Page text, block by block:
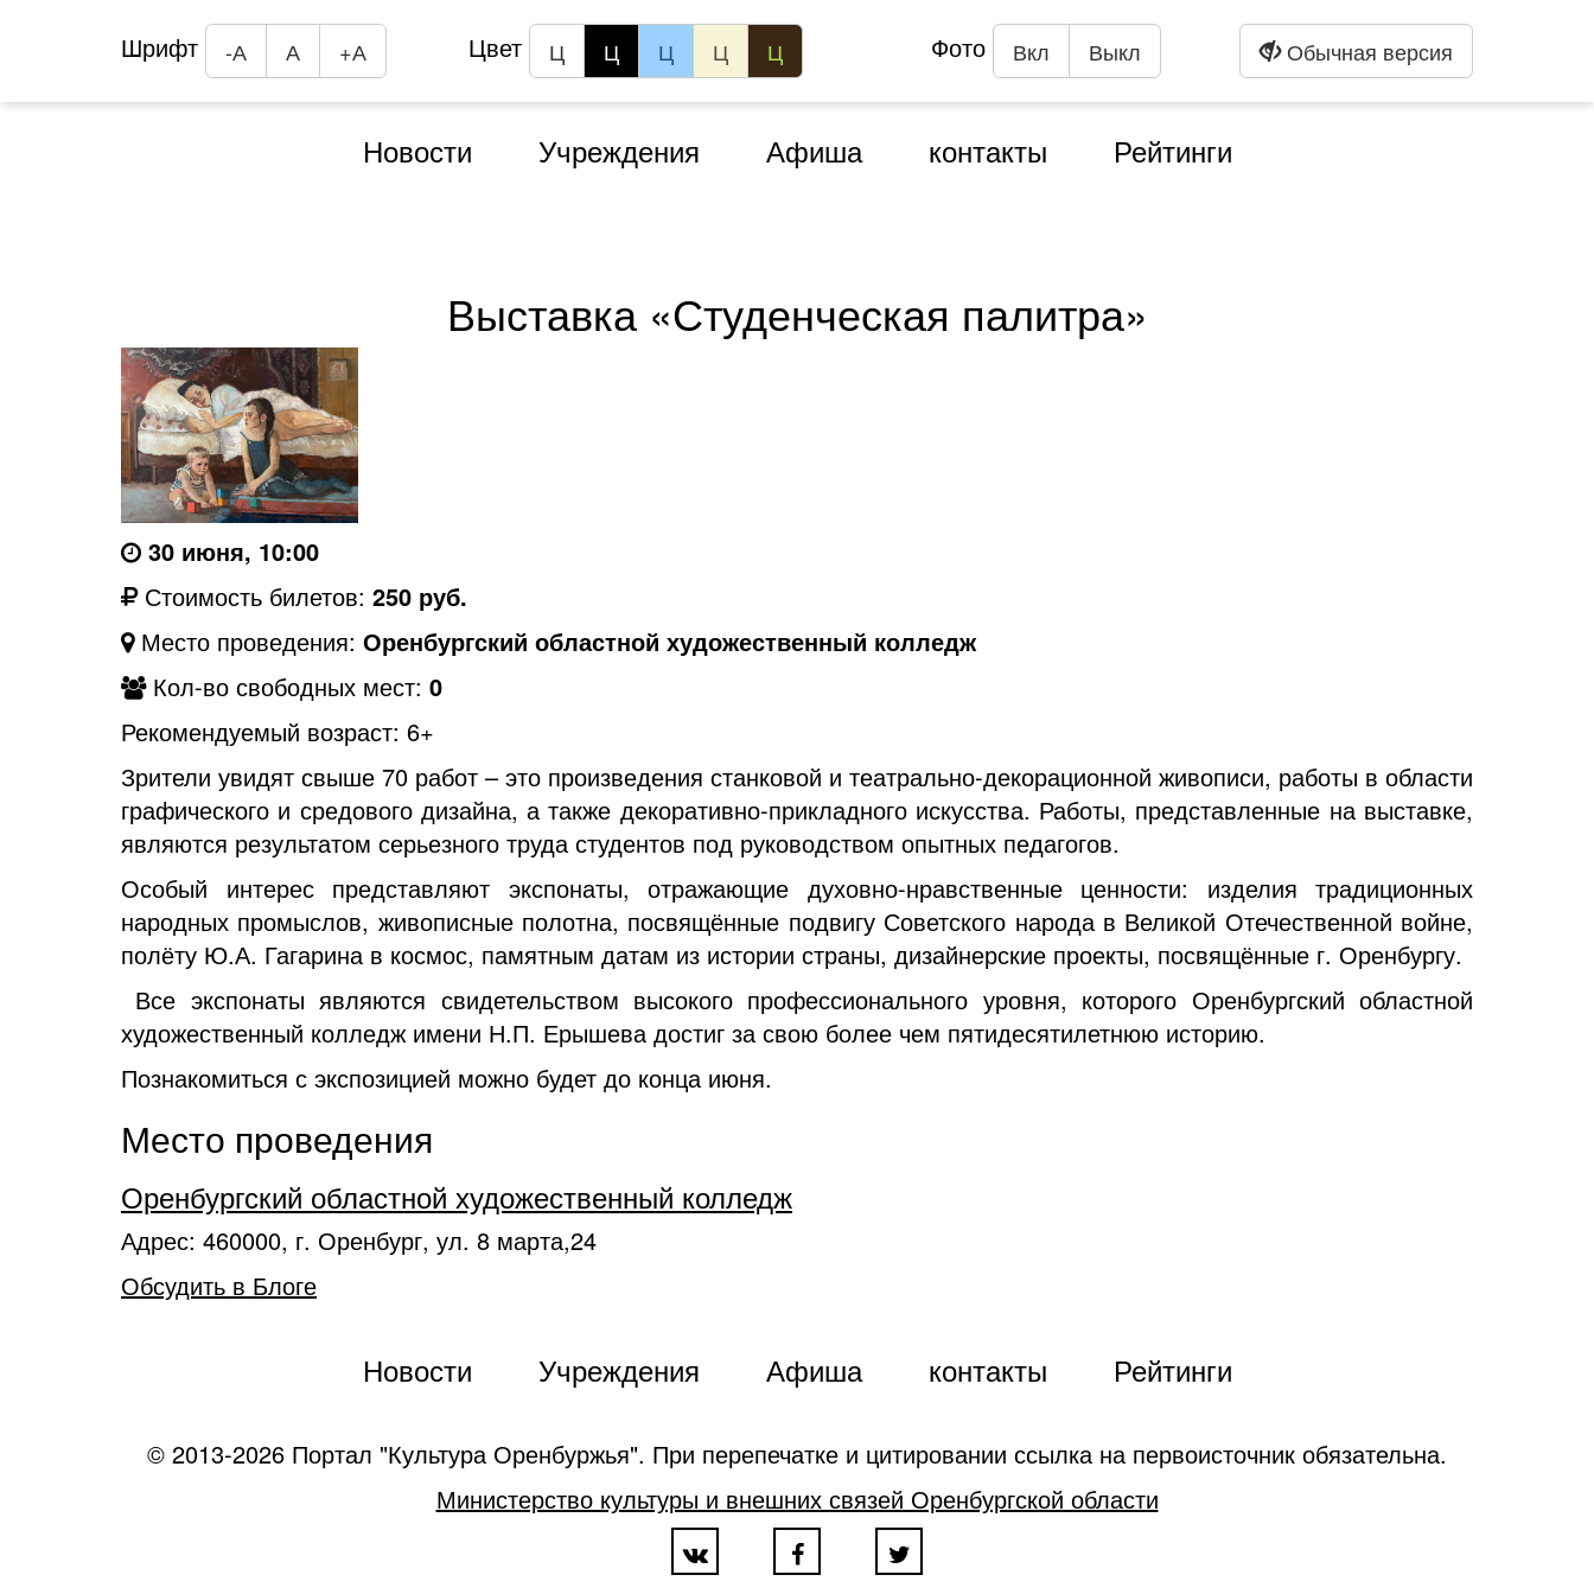
Шрифт -А А +А Цвет Ц Ц Ц Ц Ц Фото Вкл Выкл Обычная версия
Новости Учреждения Афиша контакты Рейтинги
Выставка «Студенческая палитра»
30 июня, 10:00
Стоимость билетов: 250 руб.
Место проведения: Оренбургский областной художественный колледж
Кол-во свободных мест: 0
Рекомендуемый возраст: 6+
Зрители увидят свыше 70 работ – это произведения станковой и театрально-декорационной живописи, работы в области
графического и средового дизайна, а также декоративно-прикладного искусства. Работы, представленные на выставке,
являются результатом серьезного труда студентов под руководством опытных педагогов.
Особый интерес представляют экспонаты, отражающие духовно-нравственные ценности: изделия традиционных
народных промыслов, живописные полотна, посвящённые подвигу Советского народа в Великой Отечественной войне,
полёту Ю.А. Гагарина в космос, памятным датам из истории страны, дизайнерские проекты, посвящённые г. Оренбургу.
Все экспонаты являются свидетельством высокого профессионального уровня, которого Оренбургский областной
художественный колледж имени Н.П. Ерышева достиг за свою более чем пятидесятилетнюю историю.
Познакомиться с экспозицией можно будет до конца июня.
Место проведения
Оренбургский областной художественный колледж
Адрес: 460000, г. Оренбург, ул. 8 марта,24
Обсудить в Блоге
Новости Учреждения Афиша контакты Рейтинги
© 2013-2026 Портал "Культура Оренбуржья". При перепечатке и цитировании ссылка на первоисточник обязательна.
Министерство культуры и внешних связей Оренбургской области